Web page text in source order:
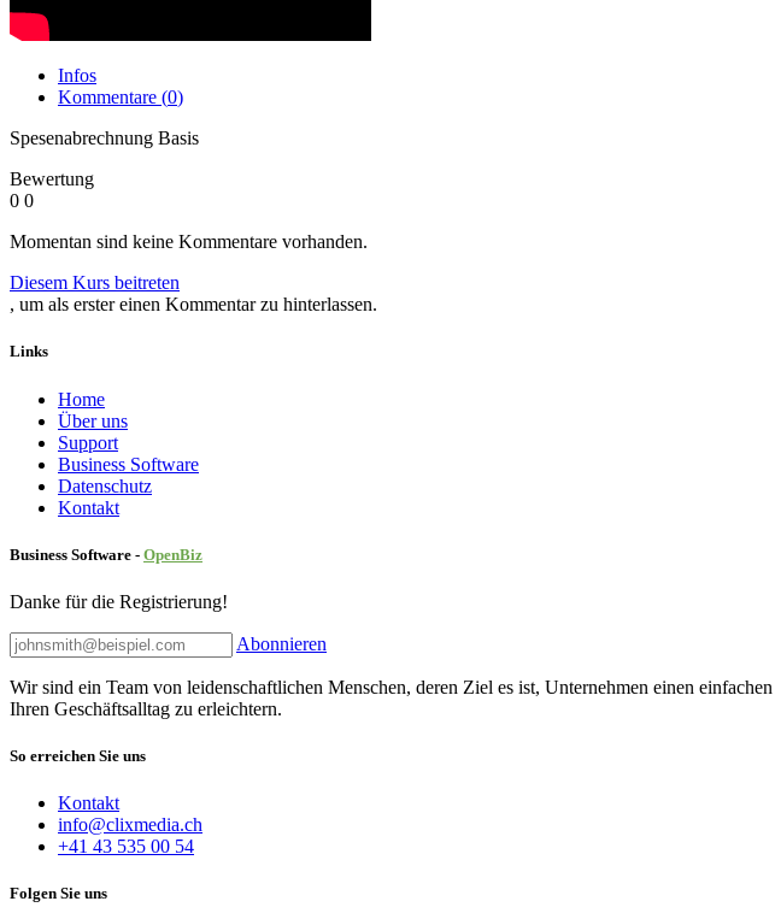
Infos
Kommentare (0)
Spesenabrechnung Basis
Bewertung
0 0
Momentan sind keine Kommentare vorhanden.
Diesem Kurs beitreten
, um als erster einen Kommentar zu hinterlassen.
Links
Home
Über uns
Sup​port
Business Software
Datenschutz
Kontakt
Business Software - OpenBiz
Danke für die Registrierung!
Abonnieren
Wir sind ein Team von leidenschaftlichen Menschen, deren Ziel es ist, Unternehmen einen
Ihren Geschäftsalltag zu erleichtern.
So erreichen Sie uns
Kontakt
info@clixmedia.ch
+41 43 535 00 54
Folgen Sie uns